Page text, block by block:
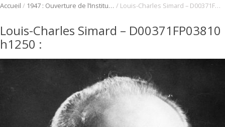
Accueil / 1947 : Ouverture de l’Institut du cancer de Montréal / Louis-Charles Simard – D00371FP03810 h1250
Louis-Charles Simard – D00371FP03810
h1250 :